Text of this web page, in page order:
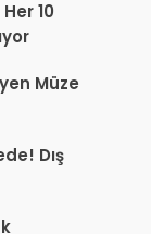
10
Müze
Dış